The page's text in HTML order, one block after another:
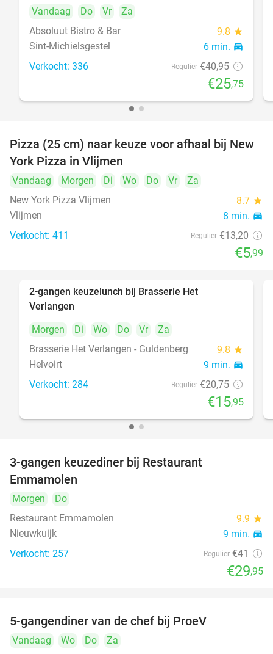
Vandaag
Do Vr
Za
Absoluut Bistro & Bar
9.8 star
Sint-Michielsgestel 6 min. directions_car
Verkocht: 336 Regulier €40,95
€25,75
55%
Pizza (25 cm) naar keuze voor afhaal bij New
York Pizza in Vlijmen
Vandaag Morgen Di Wo Do Vr
Za
New York Pizza Vlijmen
8.7 star
Vlijmen 8 min. directions_car
Verkocht: 411 Regulier €13,20
€5,99
2-gangen keuzelunch bij Brasserie Het
Verlangen
Morgen
Di Wo Do Vr
Za
Brasserie Het Verlangen - Guldenberg
9.8 star
Helvoirt 9 min. directions_car
Verkocht: 284 Regulier €20,75
€15,95
3-gangen keuzediner bij Restaurant
Emmamolen
Morgen
Do
Restaurant Emmamolen
9.9 star
Nieuwkuijk 9 min. directions_car
Verkocht: 257 Regulier €41
€29,95
5-gangendiner van de chef bij ProeV
Vandaag Wo Do Za